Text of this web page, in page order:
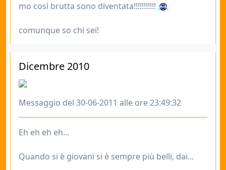
mo così brutta sono diventata!!!!!!!!!!!
comunque so chi sei!
Dicembre 2010
Messaggio del 30-06-2011 alle ore 23:49:32
Eh eh eh eh...
Quando si è giovani si è sempre più belli, dai...